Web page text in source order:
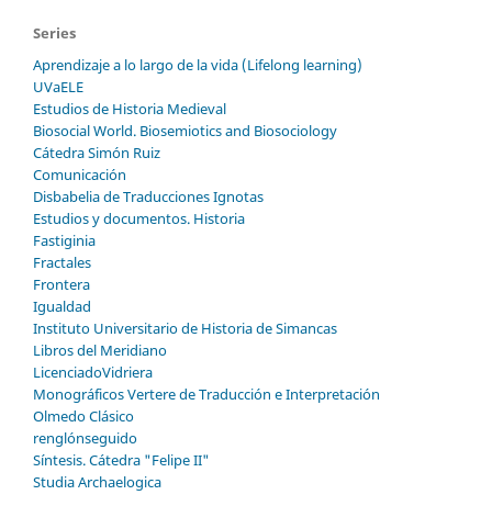
Series
Aprendizaje a lo largo de la vida (Lifelong learning)
UVaELE
Estudios de Historia Medieval
Biosocial World. Biosemiotics and Biosociology
Cátedra Simón Ruiz
Comunicación
Disbabelia de Traducciones Ignotas
Estudios y documentos. Historia
Fastiginia
Fractales
Frontera
Igualdad
Instituto Universitario de Historia de Simancas
Libros del Meridiano
LicenciadoVidriera
Monográficos Vertere de Traducción e Interpretación
Olmedo Clásico
renglónseguido
Síntesis. Cátedra "Felipe II"
Studia Archaelogica